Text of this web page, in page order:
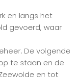
en langs het
gevoerd, waar
De volgende
te staan en de
en tot